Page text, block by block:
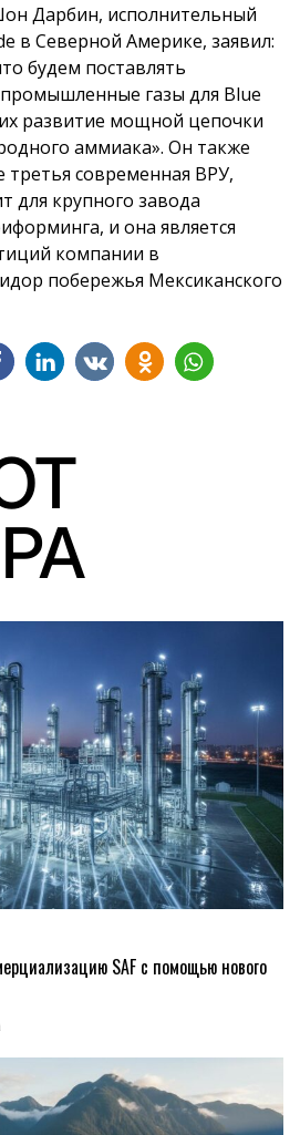
Дарбин, исполнительный
в Северной Америке, заявил:
будем поставлять
газы для Blue
развитие мощной цепочки
аммиака». Он также
третья современная ВРУ,
для крупного завода
и она является
компании в
побережья Мексиканского
SAF с помощью нового